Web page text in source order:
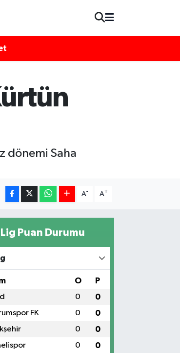
dönemi Saha
A- A+
Puan Durumu
O P
0 0
FK 0 0
0 0
0 0